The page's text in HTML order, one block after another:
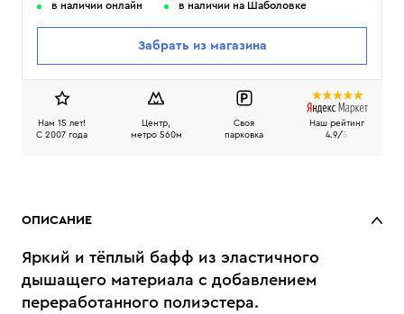
в наличии онлайн в наличии на Шаболовке
Забрать из магазина
Нам 15 лет!
C 2007 года
Центр,
метро 560м
Своя
парковка
Наш рейтинг
4.9/5
ОПИСАНИЕ
Яркий и тёплый бафф из эластичного
дышащего материала с добавлением
переработанного полиэстера.